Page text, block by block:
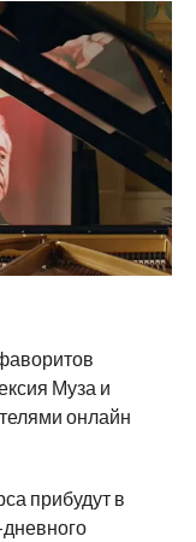
Муза и
онлайн
прибудут в